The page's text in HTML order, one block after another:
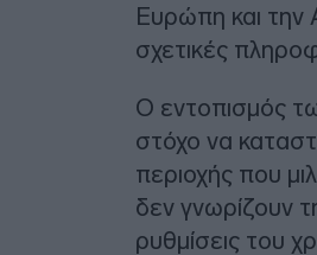
Ευρώπη και την
σχετικές
Ο εντοπισμός
στόχο να
περιοχής που
δεν γνωρίζουν
ρυθμίσεις του